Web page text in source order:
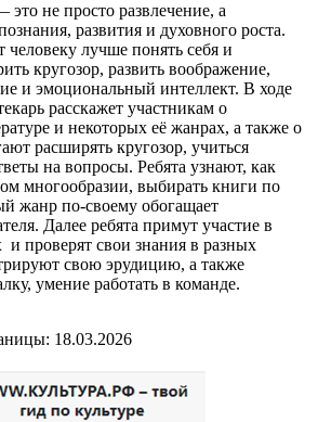
не просто развлечение, а
развития и духовного роста.
человеку лучше понять себя и
кругозор, развить воображение,
и эмоциональный интеллект. В ходе
расскажет участникам о
и некоторых её жанрах, а также о
расширять кругозор, учиться
на вопросы. Ребята узнают, как
многообразии, выбирать книги по
жанр по-своему обогащает
Далее ребята примут участие в
и проверят свои знания в разных
свою эрудицию, а также
умение работать в команде.
18.03.2026